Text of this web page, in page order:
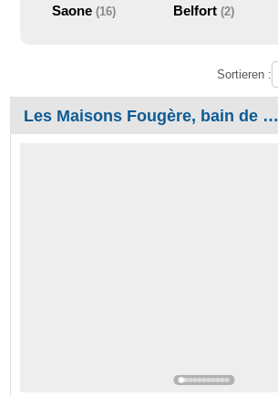
Saone (16)
Belfort(2)
Sortieren :
Les Maisons Fougère, bain de nature en Biodiversité - Jura